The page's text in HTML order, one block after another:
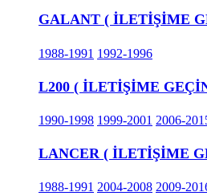
GALANT ( İLETİŞİME
1988-1991 1992-1996
L200 ( İLETİŞİME
1990-1998 1999-2001 2006-
LANCER ( İLETİŞİME
1988-1991 2004-2008 2009-